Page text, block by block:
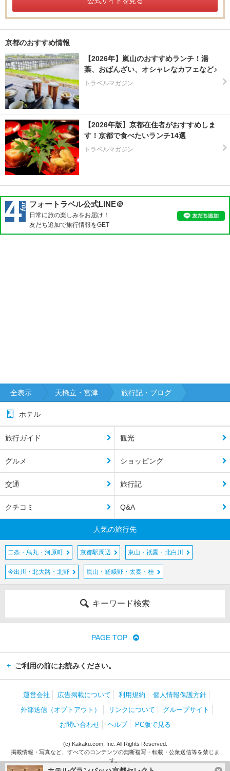
京都のおすすめ情報
【2026年】嵐山のおすすめランチ！湯
葉、おばんざい、オシャレなカフェなど♪
トラベルマガジン
【2026年版】京都在住者がおすすめしま
す！京都で食べたいランチ14選
トラベルマガジン
フォートラベル公式LINE＠
日常に旅の楽しみをお届け！
友だち追加で旅行情報をGET
全表示 天橋立・宮津 旅行記・ブログ
ホテル
旅行ガイド 観光
グルメ ショッピング
交通 旅行記
クチコミ Q&A
人気の旅行先
二条・烏丸・河原町 京都駅周辺 東山・祇園・北白川
今出川・北大路・北野 嵐山・嵯峨野・太秦・桂
キーワード検索
PAGE TOP
ご利用の前にお読みください。
運営会社 広告掲載について 利用規約
個人情報保護方針
外部送信（オプトアウト）
リンクについて
グループサイト
お問い合わせ
ヘルプ PC版で見る
(c) Kakaku.com, Inc. All Rights Reserved.
掲載情報・写真など、すべてのコンテンツの無断複写・転載・公衆送信等を禁じま
す。